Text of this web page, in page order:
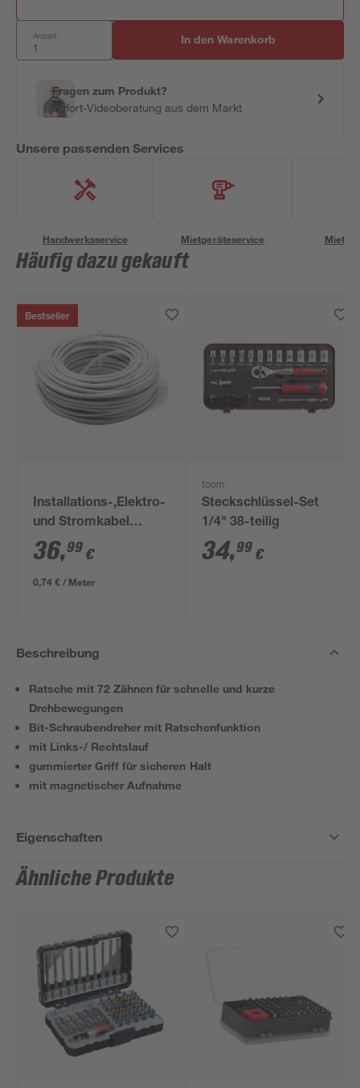
Anzahl: In den Warenkorb
Fragen zum Produkt?
Sofort-Videoberatung aus dem Markt
Unsere passenden Services
Handwerksservice Mietgeräteservice
Häufig dazu gekauft
Bestseller
Installations-,Elektro-
und Stromkabel
NYM-J 3x1,5mm² 50
m
36,99 €
0,74 € / Meter
toom
Steckschlüssel-Set
1/4" 38-teilig
34,99 €
Beschreibung
Ratsche mit 72 Zähnen für schnelle und kurze
Drehbewegungen
Bit-Schraubendreher mit Ratschenfunktion
mit Links-/ Rechtslauf
gummierter Griff für sicheren Halt
mit magnetischer Aufnahme
Eigenschaften
Ähnliche Produkte